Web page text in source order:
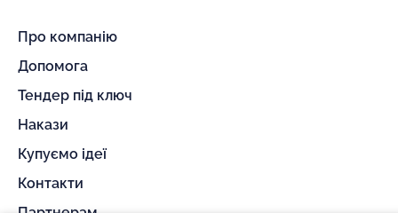
Про компанію
Допомога
Тендер під ключ
Накази
Купуємо ідеї
Контакти